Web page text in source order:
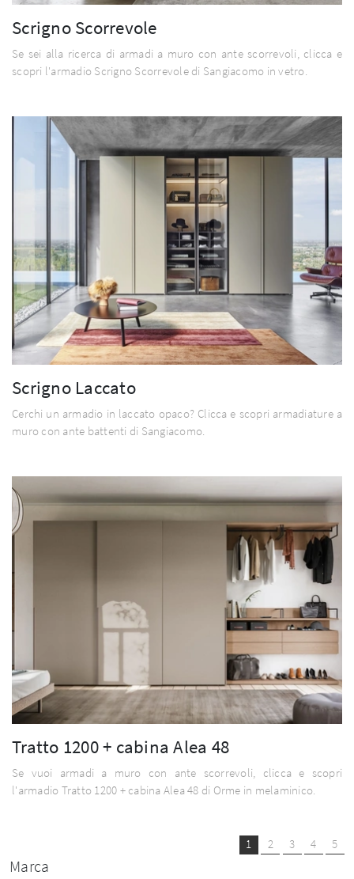
Scrigno Scorrevole
Se sei alla ricerca di armadi a muro con ante scorrevoli, clicca e
scopri l'armadio Scrigno Scorrevole di Sangiacomo in vetro.
Scrigno Laccato
Cerchi un armadio in laccato opaco? Clicca e scopri armadiature a
muro con ante battenti di Sangiacomo.
Tratto 1200 + cabina Alea 48
Se vuoi armadi a muro con ante scorrevoli, clicca e scopri
l'armadio Tratto 1200 + cabina Alea 48 di Orme in melaminico.
1 2 3 4 5
Marca